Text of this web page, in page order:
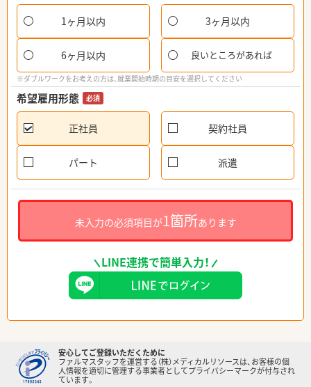
1ヶ月以内 3ヶ月以内
6ヶ月以内 良いところがあれば
※ダブルワークをお考えの方は、就業開始時期の目安を選択してください
希望雇用形態 必須
正社員 契約社員
パート 派遣
未入力の必須項目が1箇所あります
LINE連携で簡単入力！
安心してご登録いただくために
ファルマスタッフを運営する（株）メディカルリソースは、お客様の個
人情報を適切に管理する事業者としてプライバシーマークが付与され
ています。